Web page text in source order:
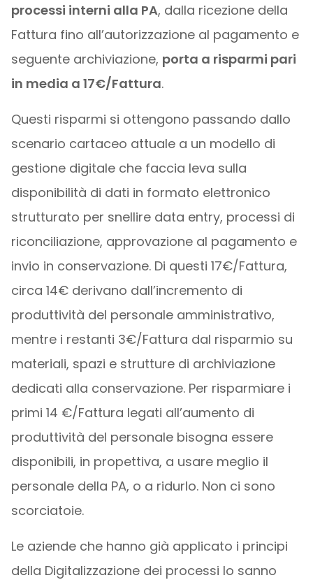
processi interni alla PA, dalla ricezione della
Fattura fino all’autorizzazione al pagamento e
seguente archiviazione, porta a risparmi pari
in media a 17€/Fattura.
Questi risparmi si ottengono passando dallo
scenario cartaceo attuale a un modello di
gestione digitale che faccia leva sulla
disponibilità di dati in formato elettronico
strutturato per snellire data entry, processi di
riconciliazione, approvazione al pagamento e
invio in conservazione. Di questi 17€/Fattura,
circa 14€ derivano dall’incremento di
produttività del personale amministrativo,
mentre i restanti 3€/Fattura dal risparmio su
materiali, spazi e strutture di archiviazione
dedicati alla conservazione. Per risparmiare i
primi 14 €/Fattura legati all’aumento di
produttività del personale bisogna essere
disponibili, in propettiva, a usare meglio il
personale della PA, o a ridurlo. Non ci sono
scorciatoie.
Le aziende che hanno già applicato i principi
della Digitalizzazione dei processi lo sanno